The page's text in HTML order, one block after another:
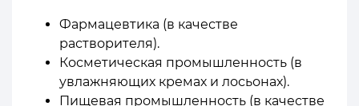
Фармацевтика (в качестве
растворителя).
Косметическая промышленность (в
увлажняющих кремах и лосьонах).
Пищевая промышленность (в качестве